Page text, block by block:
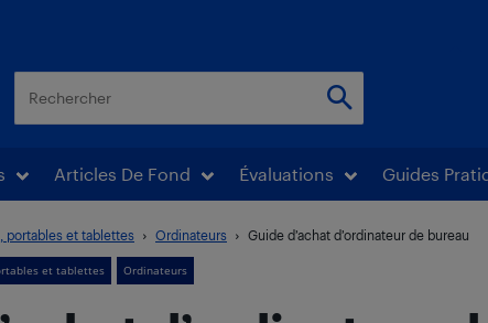
Articles De Fond Évaluations Guides
portables et tablettes Ordinateurs Guide d’achat d’ordinateur de bureau
et tablettes Ordinateurs